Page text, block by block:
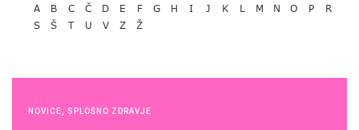
A B C Č D E F G H I J K L M N O P
R
S
Š T U V Z Ž
NOVICE SPLOŠNO ZDRAVJE